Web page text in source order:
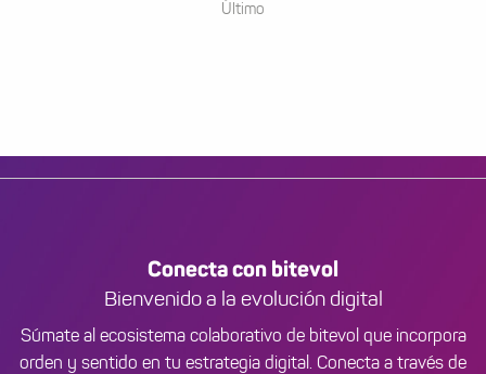
Último
Conecta con bitevol
Bienvenido a la evolución digital
Súmate al ecosistema colaborativo de bitevol que incorpora
orden y sentido en tu estrategia digital. Conecta a través de